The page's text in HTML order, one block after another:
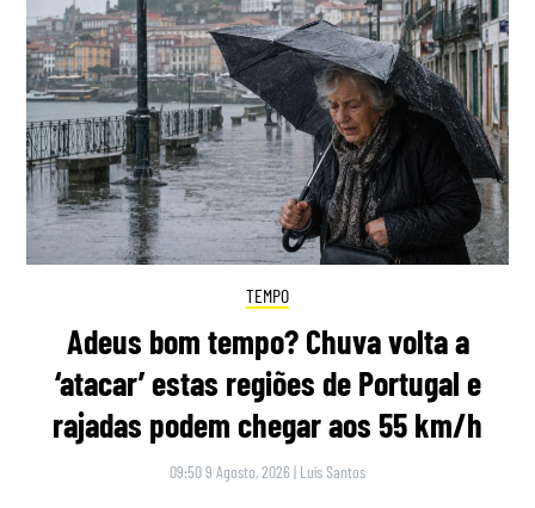
TEMPO
Adeus bom tempo? Chuva volta a
‘atacar’ estas regiões de Portugal e
rajadas podem chegar aos 55 km/h
09:50 9 Agosto, 2026 | Luís Santos